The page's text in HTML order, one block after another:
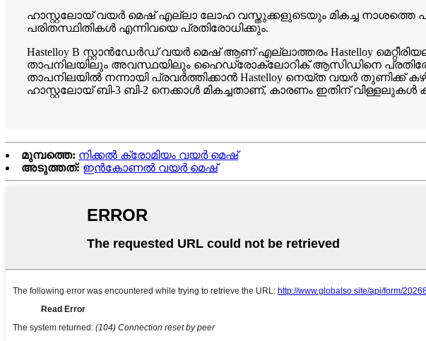
ഹാസ്റ്റലോയ് വയർ മെഷ് എല്ലാ ലോഹ വസ്തുക്കളുടെയും മികച്ച നാശത്തെ
പരിതസ്ഥിതികൾ എന്നിവയെ പ്രതിരോധിക്കും.
Hastelloy B സ്റ്റാൻഡേർഡ് വയർ മെഷ് ആണ് എല്ലാത്തരം Hastelloy
താപനിലയിലും അവസ്ഥയിലും ഹൈഡ്രോക്ലോറിക് ആസിഡിനെ
താപനിലയിൽ നന്നായി പ്രവർത്തിക്കാൻ Hastelloy നെയ്ത വയർ
ഹാസ്റ്റലോയ് ബി-3 ബി-2 നെക്കാൾ മികച്ചതാണ്, കാരണം ഇതിന്
മുമ്പത്തെ: നിക്കൽ ക്രോമിയം വയർ മെഷ്
അടുത്തത്: ഇൻകോണൽ വയർ മെഷ്